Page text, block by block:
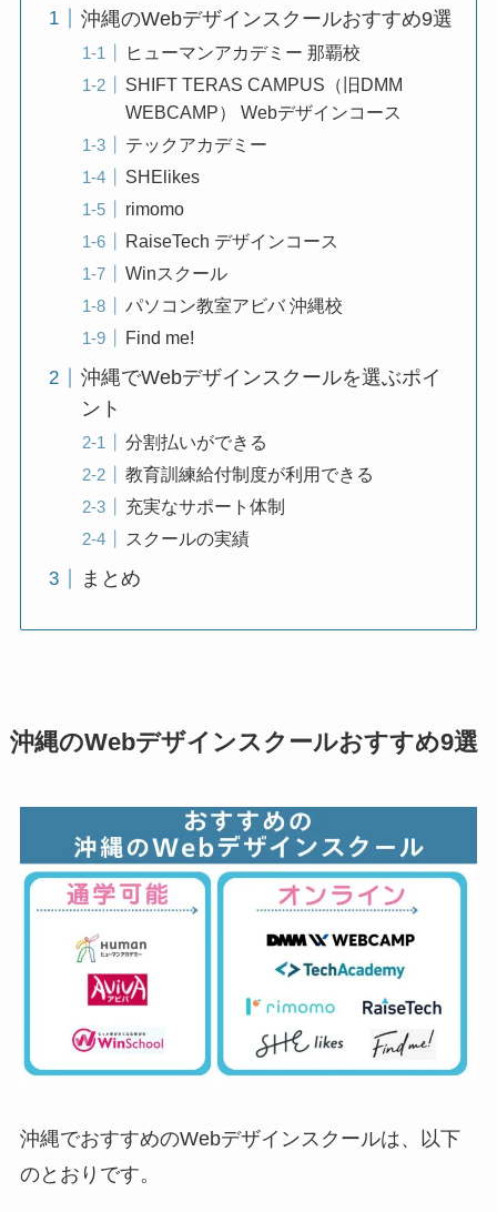
沖縄のWebデザインスクールおすすめ9選
ヒューマンアカデミー 那覇校
SHIFT TERAS CAMPUS（旧DMM
WEBCAMP） Webデザインコース
テックアカデミー
SHElikes
rimomo
RaiseTech デザインコース
Winスクール
パソコン教室アビバ 沖縄校
Find me!
沖縄でWebデザインスクールを選ぶポイ
ント
分割払いができる
教育訓練給付制度が利用できる
充実なサポート体制
スクールの実績
まとめ
沖縄のWebデザインスクールおすすめ9選
沖縄でおすすめのWebデザインスクールは、以下
のとおりです。